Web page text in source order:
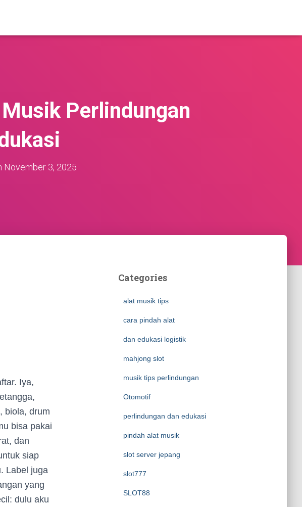
Perlindungan
November 3, 2025
Iya,
biola, drum
bisa pakai
dan
siap
Label juga
yang
dulu aku
Categories
alat musik tips
cara pindah alat
dan edukasi logistik
mahjong slot
musik tips perlindungan
Otomotif
perlindungan dan edukasi
pindah alat musik
slot server jepang
slot777
SLOT88